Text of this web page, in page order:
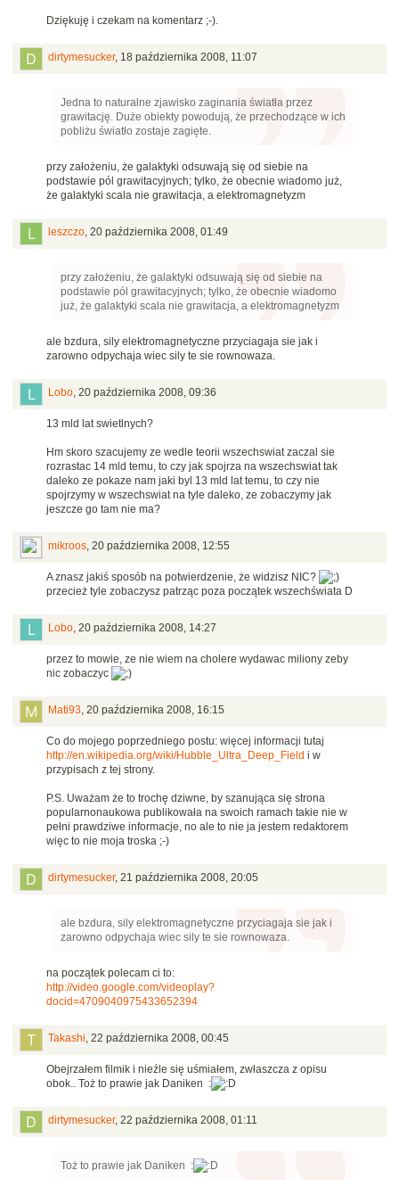
Dziękuję i czekam na komentarz ;-).
dirtymesucker, 18 października 2008, 11:07
Jedna to naturalne zjawisko zaginania światła przez
grawitację. Duże obiekty powodują, że przechodzące w ich
pobliżu światło zostaje zagięte.
przy założeniu, że galaktyki odsuwają się od siebie na
podstawie pól grawitacyjnych; tylko, że obecnie wiadomo już,
że galaktyki scala nie grawitacja, a elektromagnetyzm
leszczo, 20 października 2008, 01:49
przy założeniu, że galaktyki odsuwają się od siebie na
podstawie pól grawitacyjnych; tylko, że obecnie wiadomo
już, że galaktyki scala nie grawitacja, a elektromagnetyzm
ale bzdura, sily elektromagnetyczne przyciagaja sie jak i
zarowno odpychaja wiec sily te sie rownowaza.
Lobo, 20 października 2008, 09:36
13 mld lat swietlnych?
Hm skoro szacujemy ze wedle teorii wszechswiat zaczal sie
rozrastac 14 mld temu, to czy jak spojrza na wszechswiat tak
daleko ze pokaze nam jaki byl 13 mld lat temu, to czy nie
spojrzymy w wszechswiat na tyle daleko, ze zobaczymy jak
jeszcze go tam nie ma?
mikroos, 20 października 2008, 12:55
A znasz jakiś sposób na potwierdzenie, że widzisz NIC?
przecież tyle zobaczysz patrząc poza początek wszechświata D
Lobo, 20 października 2008, 14:27
przez to mowie, ze nie wiem na cholere wydawac miliony zeby
nic zobaczyc
Mati93, 20 października 2008, 16:15
Co do mojego poprzedniego postu: więcej informacji tutaj
http://en.wikipedia.org/wiki/Hubble_Ultra_Deep_Field i w
przypisach z tej strony.
P.S. Uważam że to trochę dziwne, by szanująca się strona
popularnonaukowa publikowała na swoich ramach takie nie w
pełni prawdziwe informacje, no ale to nie ja jestem redaktorem
więc to nie moja troska ;-)
dirtymesucker, 21 października 2008, 20:05
ale bzdura, sily elektromagnetyczne przyciagaja sie jak i
zarowno odpychaja wiec sily te sie rownowaza.
na początek polecam ci to:
http://video.google.com/videoplay?
docid=4709040975433652394
Takashi, 22 października 2008, 00:45
Obejrzałem filmik i nieźle się uśmiałem, zwłaszcza z opisu
obok.. Toż to prawie jak Daniken :
dirtymesucker, 22 października 2008, 01:11
Toż to prawie jak Daniken :